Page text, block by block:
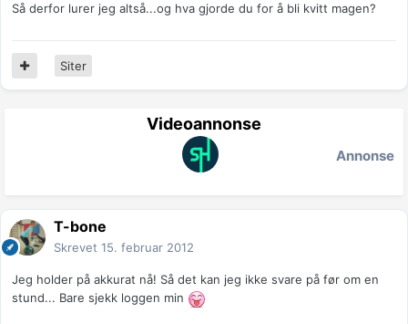
Så derfor lurer jeg altså...og hva gjorde du for å bli kvitt magen?
Siter
Videoannonse
Annonse
T-bone
Skrevet 15. februar 2012
Jeg holder på akkurat nå! Så det kan jeg ikke svare på før om en
stund... Bare sjekk loggen min